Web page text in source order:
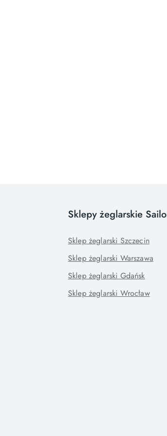
Sklepy żeglarskie
Sklep żeglarski Szczecin
Sklep żeglarski Warszawa
Sklep żeglarski Gdańsk
Sklep żeglarski Wrocław